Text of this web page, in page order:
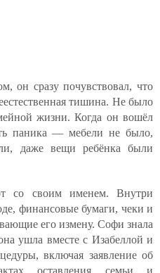
он сразу почувствовал, что
тишина. Не было
жизни. Когда он вошёл
паника — мебели не было,
даже вещи ребёнка были
со своим именем. Внутри
финансовые бумаги, чеки и
его измену. Софи знала
ушла вместе с Изабеллой и
включая заявление об
оставления семьи и